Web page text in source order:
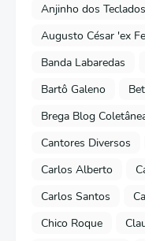
Anjinho dos Teclados
Augusto César 'ex
Banda Labaredas
Bartô Galeno
Brega Blog
Cantores Diversos
Carlos Alberto
Carlos Santos
Chico Roque